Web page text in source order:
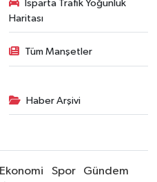
Isparta Trafik Yoğunluk
Haritası
Tüm Manşetler
Haber Arşivi
Ekonomi Spor
Gündem